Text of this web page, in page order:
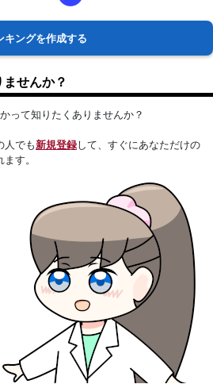
キングを作成する
せんか？
って知りたくありませんか？
人でも新規登録して、すぐにあなただけの
す。